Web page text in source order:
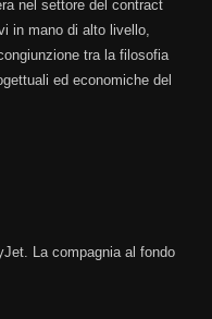
nel settore del contract
in mano di alto livello,
tra la filosofia
ed economiche del
La compagnia al fondo